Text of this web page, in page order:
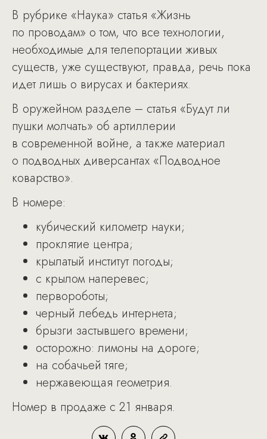
В рубрике «Наука» статья «Жизнь
по проводам» о том, что все технологии,
необходимые для телепортации живых
существ, уже существуют, правда, речь пока
идет лишь о вирусах и бактериях.
В оружейном разделе – статья «Будут ли
пушки молчать» об артиллерии
в современной войне, а также материал
о подводных диверсантах «Подводное
коварство».
В номере:
кубический километр науки;
проклятие центра;
крылатый институт погоды;
с крылом наперевес;
первороботы;
черный лебедь интернета;
брызги застывшего времени;
осторожно: лимоны на дороге;
на собачьей тяге;
нержавеющая геометрия.
Номер в продаже с 21 января.